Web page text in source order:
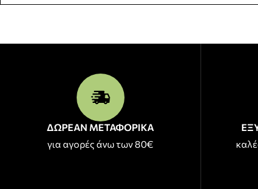
ΔΩΡΕΑΝ ΜΕΤΑΦΟΡΙΚΑ
για αγορές άνω των 80€